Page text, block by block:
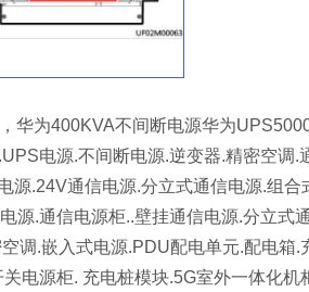
华为400KVA不间断电源华为
电源.不间断电源.逆变器.精密空
源.24V通信电源.分立式通信电源.组
源.通信电源柜..壁挂通信电源.分立
调.嵌入式电源.PDU配电单元.配电
电源柜. 充电桩模块.5G室外一体化